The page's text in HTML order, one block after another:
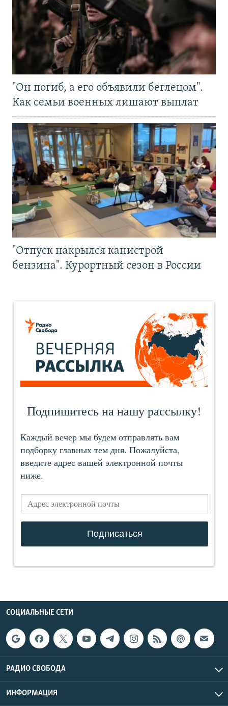
"Он погиб, а его объявили беглецом".
Как семьи военных лишают выплат
"Отпуск накрылся канистрой
бензина". Курортный сезон в России
СОЦИАЛЬНЫЕ СЕТИ
РАДИО СВОБОДА
ИНФОРМАЦИЯ